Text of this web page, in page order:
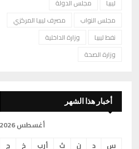
ليبيا
مجلس الدولة
مجلس النواب
مصرف ليبيا المركزي
نفط ليبيا
وزارة الداخلية
وزارة الصحة
أخبار هذا الشهر
أغسطس 2026
س
د ن ث أرب خ ج